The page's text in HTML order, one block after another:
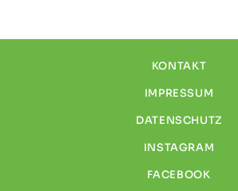
KONTAKT
IMPRESSUM
DATENSCHUTZ
INSTAGRAM
FACEBOOK